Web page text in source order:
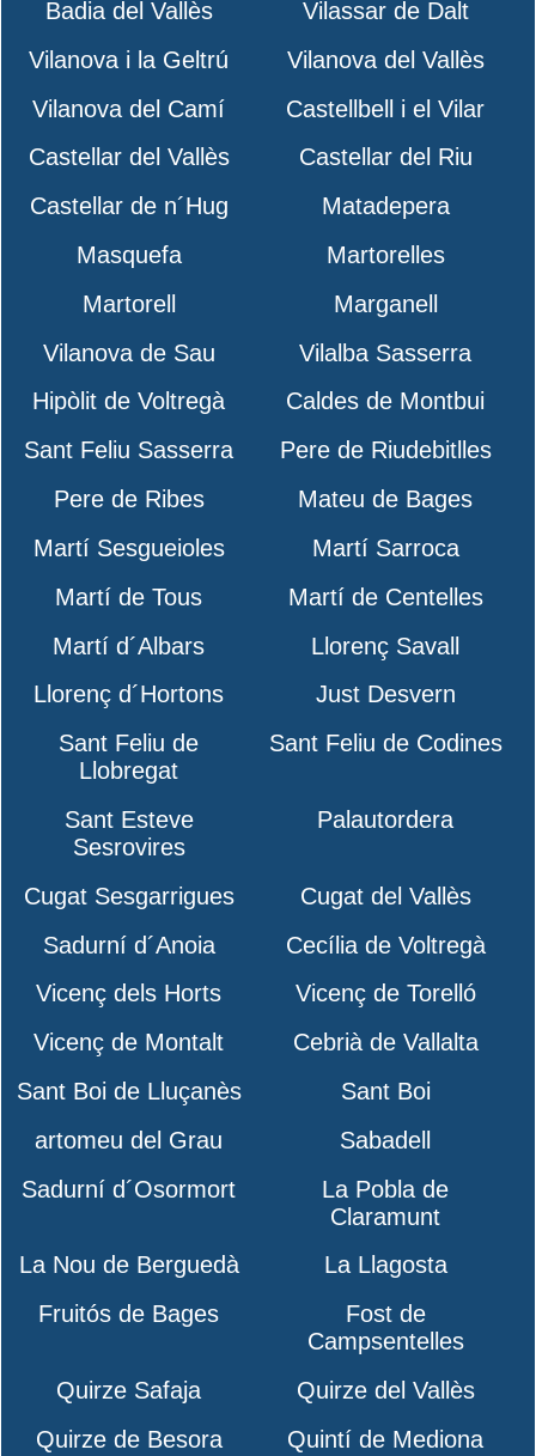
Badia del Vallès
Vilassar de Dalt
Vilanova i la Geltrú
Vilanova del Vallès
Vilanova del Camí
Castellbell i el Vilar
Castellar del Vallès
Castellar del Riu
Castellar de n´Hug
Matadepera
Masquefa
Martorelles
Martorell
Marganell
Vilanova de Sau
Vilalba Sasserra
Hipòlit de Voltregà
Caldes de Montbui
Sant Feliu Sasserra
Pere de Riudebitlles
Pere de Ribes
Mateu de Bages
Martí Sesgueioles
Martí Sarroca
Martí de Tous
Martí de Centelles
Martí d´Albars
Llorenç Savall
Llorenç d´Hortons
Just Desvern
Sant Feliu de
Llobregat
Sant Feliu de Codines
Sant Esteve
Sesrovires
Palautordera
Cugat Sesgarrigues
Cugat del Vallès
Sadurní d´Anoia
Cecília de Voltregà
Vicenç dels Horts
Vicenç de Torelló
Vicenç de Montalt
Cebrià de Vallalta
Sant Boi de Lluçanès
Sant Boi
artomeu del Grau
Sabadell
Sadurní d´Osormort
La Pobla de
Claramunt
La Nou de Berguedà
La Llagosta
Fruitós de Bages
Fost de
Campsentelles
Quirze Safaja
Quirze del Vallès
Quirze de Besora
Quintí de Mediona